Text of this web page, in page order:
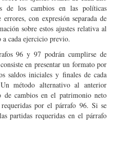
de los cambios en las políticas
con expresión separada de
sobre estos ajustes relativa al
cada ejercicio previo.
96 y 97 podrán cumplirse de
en presentar un formato por
saldos iniciales y finales de cada
método alternativo al anterior
de cambios en el patrimonio neto
por el párrafo 96. Si se
partidas requeridas en el párrafo